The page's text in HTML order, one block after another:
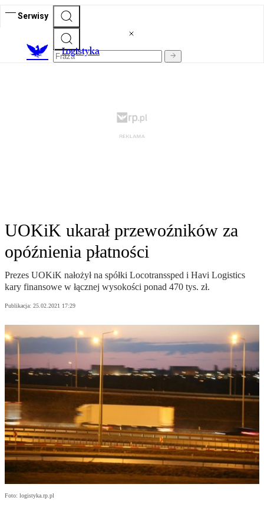
Serwisy
Logistyka
UOKiK ukarał przewoźników za
opóźnienia płatności
Prezes UOKiK nałożył na spółki Locotranssped i Havi Logistics
kary finansowe w łącznej wysokości ponad 470 tys. zł.
Publikacja: 25.02.2021 17:29
Foto: logistyka.rp.pl